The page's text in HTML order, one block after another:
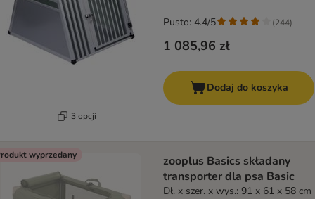
3 opcji
1 085,96 zł
Pusto: 4.4/5 (244)
Dodaj do koszyka
wyprzedany
zooplus Basics składany
transporter dla psa Basic
Dł. x szer. x wys.: 91 x 61 x 58 cm